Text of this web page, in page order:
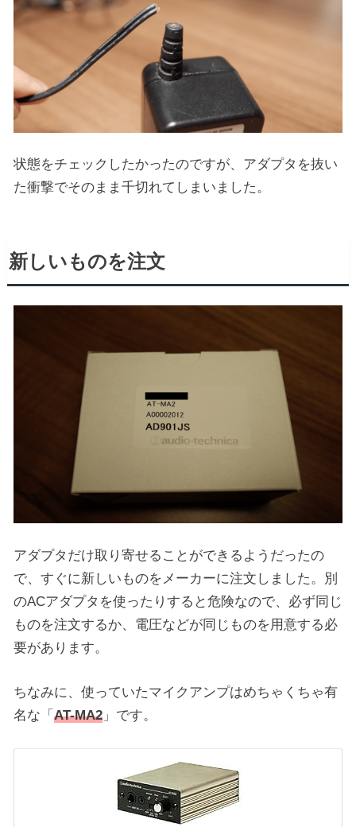
状態をチェックしたかったのですが、アダプタを抜い
た衝撃でそのまま千切れてしまいました。
新しいものを注文
アダプタだけ取り寄せることができるようだったの
で、すぐに新しいものをメーカーに注文しました。別
のACアダプタを使ったりすると危険なので、必ず同じ
ものを注文するか、電圧などが同じものを用意する必
要があります。
ちなみに、使っていたマイクアンプはめちゃくちゃ有
名な「 AT-MA2 」です。